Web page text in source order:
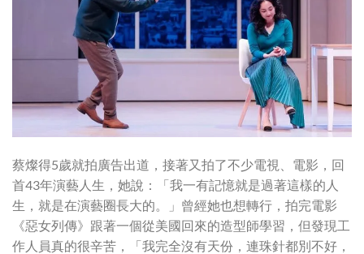
蔡燦得5歲就拍廣告出道，接著又拍了不少電視、電影，回
首43年演藝人生，她說：「我一有記憶就是過著這樣的人
生，就是在演藝圈長大的。」曾經她也想轉行，拍完電影
《惡女列傳》跟著一個從美國回來的造型師學習，但發現工
作人員真的很辛苦，「我完全沒有天份，連珠針都別不好，